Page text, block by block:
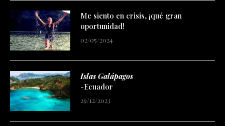
Me siento en crisis, ¡qué gran
oportunidad!
02/05/2024
Islas Galápagos
-Ecuador
29/12/2023